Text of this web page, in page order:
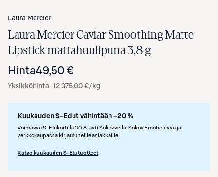
Laura Mercier
Laura Mercier Caviar Smoothing Matte
Lipstick mattahuulipuna 3,8 g
Hinta49,50 €
Yksikköhinta 12 375,00 €/kg
Kuukauden S-Edut vähintään –20 %
Voimassa S-Etukortilla 30.8. asti Sokoksella, Sokos Emotionissa ja
verkkokaupassa kirjautuneille asiakkaille.
Katso kuukauden S-Etutuotteet